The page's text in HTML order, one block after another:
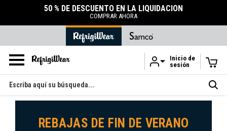
Ir al contenido principal
50 % DE DESCUENTO EN LA LIQUIDACIÓN
COMPRAR AHORA
Inicio de
sesión
Buscar
en
REBAJAS DE FIN DE VERANO